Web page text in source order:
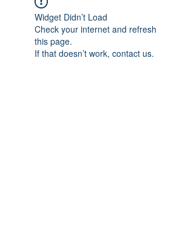
Widget Didn’t Load
Check your internet and refresh
this page.
If that doesn’t work, contact us.